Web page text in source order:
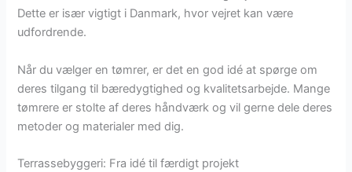
Dette er især vigtigt i Danmark, hvor vejret kan være
udfordrende.
Når du vælger en tømrer, er det en god idé at spørge om
deres tilgang til bæredygtighed og kvalitetsarbejde. Mange
tømrere er stolte af deres håndværk og vil gerne dele deres
metoder og materialer med dig.
Terrassebyggeri: Fra idé til færdigt projekt